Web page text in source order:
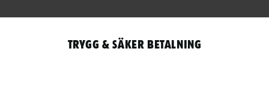
Trygg & säker betalning